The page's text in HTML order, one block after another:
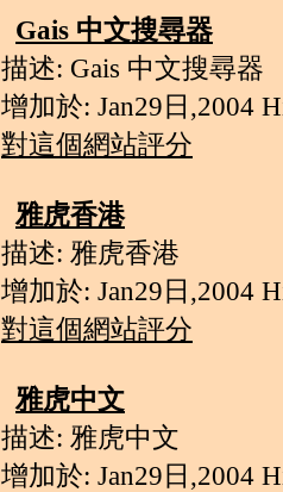
Gais 中文搜尋器
描述: Gais 中文搜尋器
增加於: Jan29日,2004
對這個網站評分
雅虎香港
描述: 雅虎香港
增加於: Jan29日,2004
對這個網站評分
雅虎中文
描述: 雅虎中文
增加於: Jan29日,2004